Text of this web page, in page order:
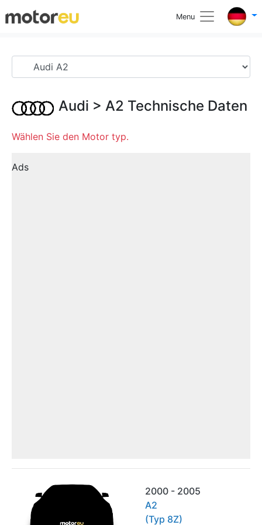
Menu
Audi > A2 Technische Daten
Wählen Sie den Motor typ.
Ads
2000 - 2005
A2
(Typ 8Z)